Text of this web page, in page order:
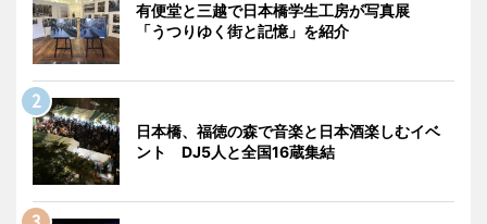
有便堂と三越で日本橋学生工房が写真展
「うつりゆく街と記憶」を紹介
日本橋、福徳の森で音楽と日本酒楽しむイベ
ント DJ5人と全国16蔵集結